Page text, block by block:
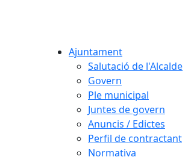
Ajuntament
Salutació de l'Alcalde
Govern
Ple municipal
Juntes de govern
Anuncis / Edictes
Perfil de contractant
Normativa